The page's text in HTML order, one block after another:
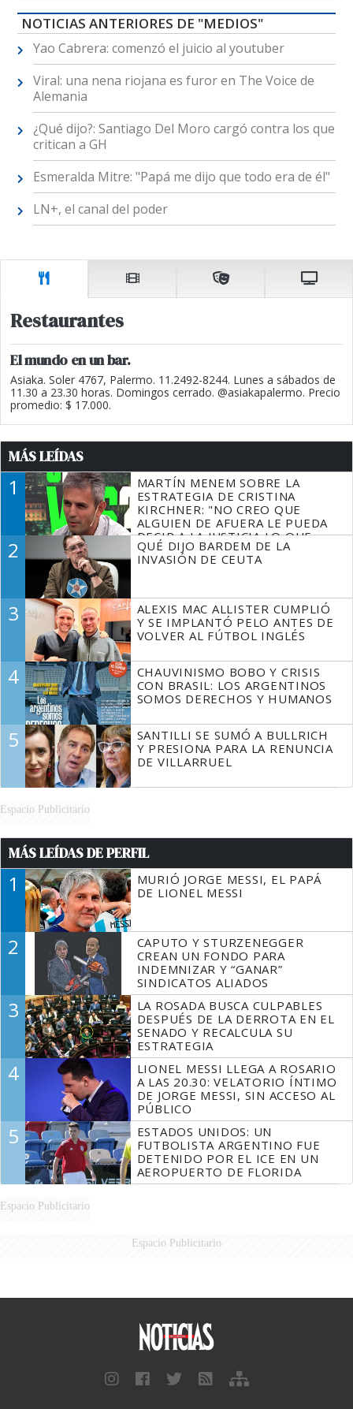
NOTICIAS ANTERIORES DE "MEDIOS"
Yao Cabrera: comenzó el juicio al youtuber
Viral: una nena riojana es furor en The Voice de
Alemania
¿Qué dijo?: Santiago Del Moro cargó contra los que
critican a GH
Esmeralda Mitre: "Papá me dijo que todo era de él"
LN+, el canal del poder
Restaurantes
El mundo en un bar.
Asiaka. Soler 4767, Palermo. 11.2492-8244. Lunes a sábados de
11.30 a 23.30 horas. Domingos cerrado. @asiakapalermo. Precio
promedio: $ 17.000.
MÁS LEÍDAS
1
MARTÍN MENEM SOBRE LA
ESTRATEGIA DE CRISTINA
KIRCHNER: "NO CREO QUE
ALGUIEN DE AFUERA LE PUEDA
DECIR A LA JUSTICIA LO QUE
TIENE QUE HACER"
2
QUÉ DIJO BARDEM DE LA
INVASIÓN DE CEUTA
3
ALEXIS MAC ALLISTER CUMPLIÓ
Y SE IMPLANTÓ PELO ANTES DE
VOLVER AL FÚTBOL INGLÉS
4
CHAUVINISMO BOBO Y CRISIS
CON BRASIL: LOS ARGENTINOS
SOMOS DERECHOS Y HUMANOS
5
SANTILLI SE SUMÓ A BULLRICH
Y PRESIONA PARA LA RENUNCIA
DE VILLARRUEL
Espacio Publicitario
MÁS LEÍDAS DE PERFIL
1
MURIÓ JORGE MESSI, EL PAPÁ
DE LIONEL MESSI
2
CAPUTO Y STURZENEGGER
CREAN UN FONDO PARA
INDEMNIZAR Y “GANAR”
SINDICATOS ALIADOS
3
LA ROSADA BUSCA CULPABLES
DESPUÉS DE LA DERROTA EN EL
SENADO Y RECALCULA SU
ESTRATEGIA
4
LIONEL MESSI LLEGA A ROSARIO
A LAS 20.30: VELATORIO ÍNTIMO
DE JORGE MESSI, SIN ACCESO AL
PÚBLICO
5
ESTADOS UNIDOS: UN
FUTBOLISTA ARGENTINO FUE
DETENIDO POR EL ICE EN UN
AEROPUERTO DE FLORIDA
Espacio Publicitario
Espacio Publicitario